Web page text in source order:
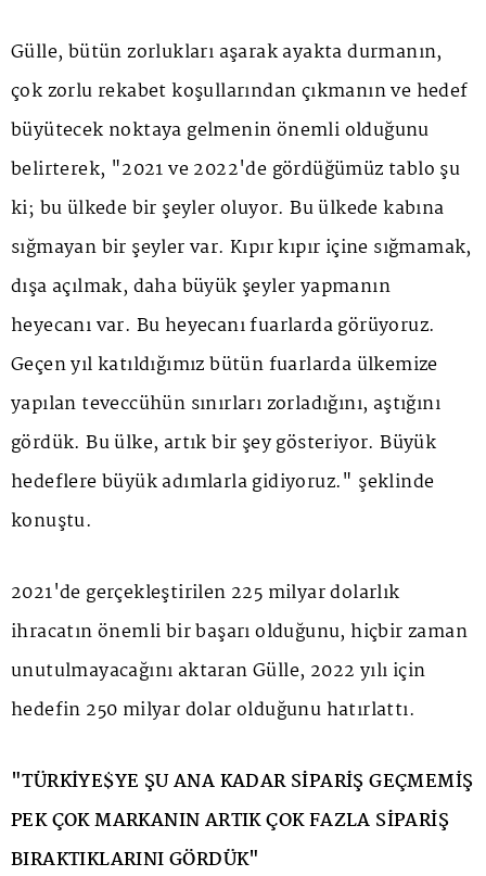
Gülle, bütün zorlukları aşarak ayakta durmanın,
çok zorlu rekabet koşullarından çıkmanın ve hedef
büyütecek noktaya gelmenin önemli olduğunu
belirterek, "2021 ve 2022'de gördüğümüz tablo şu
ki; bu ülkede bir şeyler oluyor. Bu ülkede kabına
sığmayan bir şeyler var. Kıpır kıpır içine sığmamak,
dışa açılmak, daha büyük şeyler yapmanın
heyecanı var. Bu heyecanı fuarlarda görüyoruz.
Geçen yıl katıldığımız bütün fuarlarda ülkemize
yapılan teveccühün sınırları zorladığını, aştığını
gördük. Bu ülke, artık bir şey gösteriyor. Büyük
hedeflere büyük adımlarla gidiyoruz." şeklinde
konuştu.
2021'de gerçekleştirilen 225 milyar dolarlık
ihracatın önemli bir başarı olduğunu, hiçbir zaman
unutulmayacağını aktaran Gülle, 2022 yılı için
hedefin 250 milyar dolar olduğunu hatırlattı.
"TÜRKİYE$YE ŞU ANA KADAR SİPARİŞ GEÇMEMİŞ
PEK ÇOK MARKANIN ARTIK ÇOK FAZLA SİPARİŞ
BIRAKTIKLARINI GÖRDÜK"